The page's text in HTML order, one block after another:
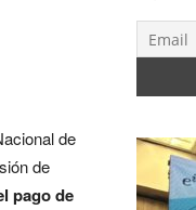
de
de
pago de